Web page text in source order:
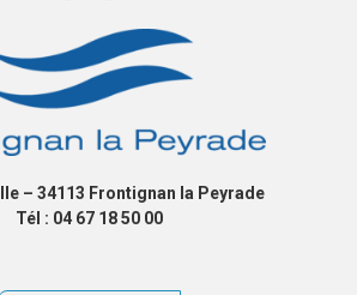
– 34113 Frontignan la Peyrade
Tél : 04 67 18 50 00